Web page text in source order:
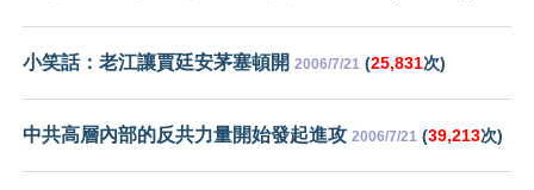
小笑話：老江讓賈廷安茅塞頓開 2006/7/21 (25,831次)
中共高層內部的反共力量開始發起進攻 2006/7/21 (39,213次)